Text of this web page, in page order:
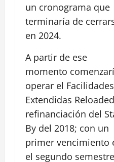
un cronograma que
terminaría de
en 2024.
A partir de ese
momento
operar el Facilidades
Extendidas
refinanciación del
By del 2018; con un
primer vencimiento
el segundo